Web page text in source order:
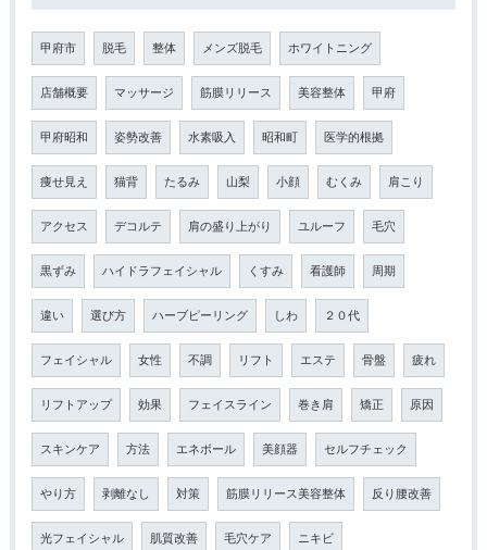
甲府市 脱毛 整体 メンズ脱毛 ホワイトニング
店舗概要 マッサージ 筋膜リリース 美容整体 甲府
甲府昭和 姿勢改善 水素吸入 昭和町 医学的根拠
痩せ見え 猫背 たるみ 山梨 小顔 むくみ 肩こり
アクセス デコルテ 肩の盛り上がり ユルーフ 毛穴
黒ずみ ハイドラフェイシャル くすみ 看護師 周期
違い 選び方 ハーブピーリング しわ ２０代
フェイシャル 女性 不調 リフト エステ 骨盤 疲れ
リフトアップ 効果 フェイスライン 巻き肩 矯正 原因
スキンケア 方法 エネボール 美顔器 セルフチェック
やり方 剥離なし 対策 筋膜リリース美容整体 反り腰改善
光フェイシャル 肌質改善 毛穴ケア ニキビ